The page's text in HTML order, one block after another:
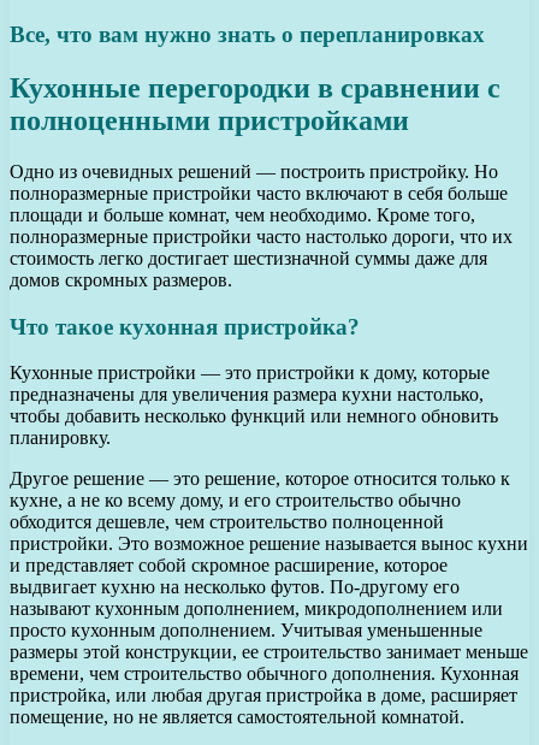
Все, что вам нужно знать о перепланировках
Кухонные перегородки в сравнении с
полноценными пристройками
Одно из очевидных решений — построить пристройку. Но
полноразмерные пристройки часто включают в себя больше
площади и больше комнат, чем необходимо. Кроме того,
полноразмерные пристройки часто настолько дороги, что их
стоимость легко достигает шестизначной суммы даже для
домов скромных размеров.
Что такое кухонная пристройка?
Кухонные пристройки — это пристройки к дому, которые
предназначены для увеличения размера кухни настолько,
чтобы добавить несколько функций или немного обновить
планировку.
Другое решение — это решение, которое относится только к
кухне, а не ко всему дому, и его строительство обычно
обходится дешевле, чем строительство полноценной
пристройки. Это возможное решение называется вынос кухни
и представляет собой скромное расширение, которое
выдвигает кухню на несколько футов. По-другому его
называют кухонным дополнением, микродополнением или
просто кухонным дополнением. Учитывая уменьшенные
размеры этой конструкции, ее строительство занимает меньше
времени, чем строительство обычного дополнения. Кухонная
пристройка, или любая другая пристройка в доме, расширяет
помещение, но не является самостоятельной комнатой.